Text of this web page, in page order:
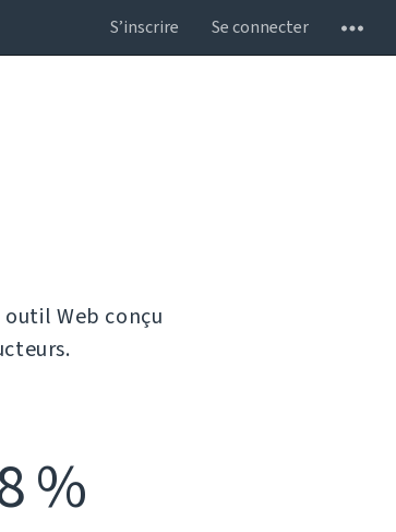
S’inscrire Se connecter
outil Web conçu
%